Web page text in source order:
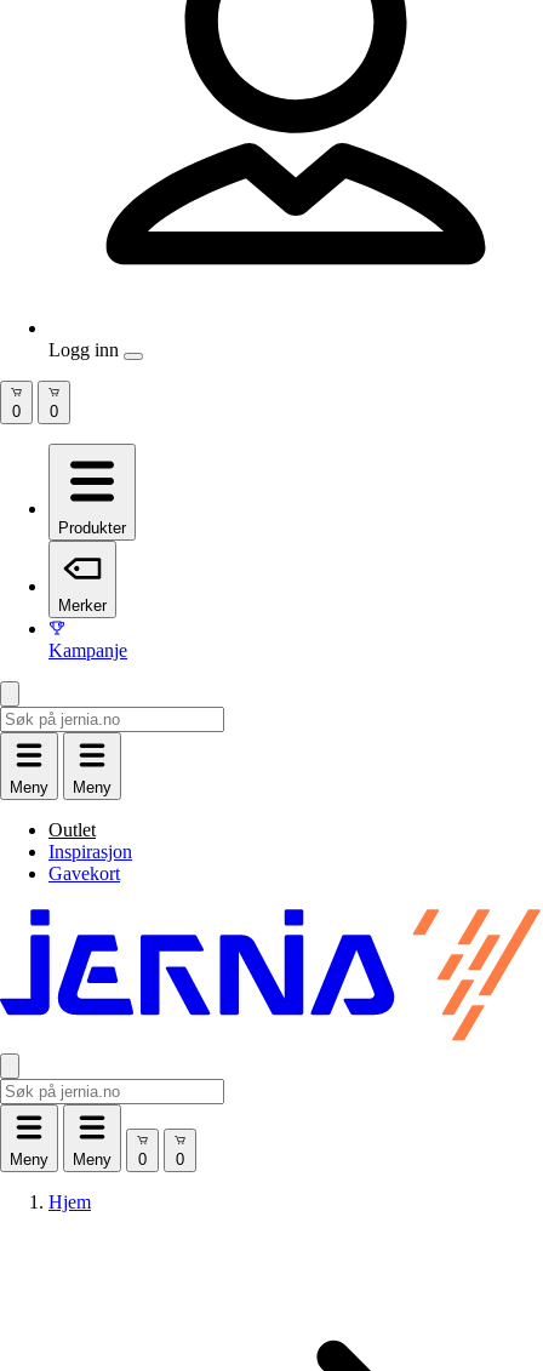
Produkter
Merker
Kampanje
Meny Meny
Outlet
Inspirasjon
Gavekort
Meny Meny
Hjem